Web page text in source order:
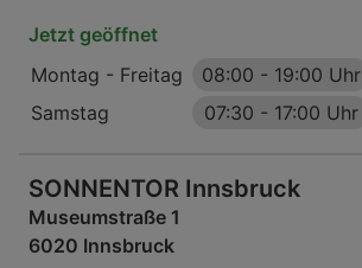
Jetzt geöffnet
Montag - Freitag
08:00 - 19:00 Uhr
Samstag
07:30 - 17:00 Uhr
SONNENTOR Innsbruck
Museumstraße 1
6020 Innsbruck